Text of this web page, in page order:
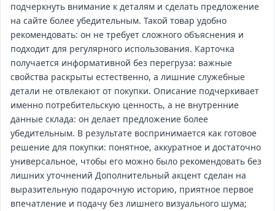
подчеркнуть внимание к деталям и сделать предложение
на сайте более убедительным. Такой товар удобно
рекомендовать: он не требует сложного объяснения и
подходит для регулярного использования. Карточка
получается информативной без перегруза: важные
свойства раскрыты естественно, а лишние служебные
детали не отвлекают от покупки. Описание подчеркивает
именно потребительскую ценность, а не внутренние
данные склада: он делает предложение более
убедительным. В результате воспринимается как готовое
решение для покупки: понятное, аккуратное и достаточно
универсальное, чтобы его можно было рекомендовать без
лишних уточнений Дополнительный акцент сделан на
выразительную подарочную историю, приятное первое
впечатление и подачу без лишнего визуального шума;